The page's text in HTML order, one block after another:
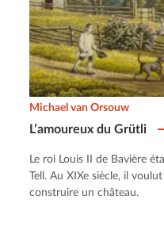
L’amoureux du Grütli
Michael van Orsouw
Le roi Louis II de Bavière
Tell. Au XIXe siècle, il
construire un château.